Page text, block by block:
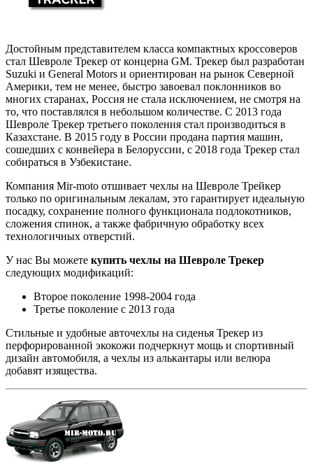
Достойным представителем класса компактных кроссоверов
стал Шевроле Трекер от концерна GM. Трекер был разработан
Suzuki и General Motors и ориентирован на рынок Северной
Америки, тем не менее, быстро завоевал поклонников во
многих старанах, Россия не стала исключением, не смотря на
то, что поставлялся в небольшом количестве. С 2013 года
Шевроле Трекер третьего поколения стал производиться в
Казахстане. В 2015 году в России продана партия машин,
сошедших с конвейера в Белоруссии, с 2018 года Трекер стал
собираться в Узбекистане.
Компания Mir-moto отшивает чехлы на Шевроле Трейкер
только по оригинальным лекалам, это гарантирует идеальную
посадку, сохранение полного функционала подлокотников,
сложения спинок, а также фабричную обработку всех
технологичных отверстий.
У нас Вы можете купить чехлы на Шевроле Трекер
следующих модификаций:
Второе поколение 1998-2004 года
Третье поколение с 2013 года
Стильные и удобные авточехлы на сиденья Трекер из
перфорированной экокожи подчеркнут мощь и спортивный
дизайн автомобиля, а чехлы из алькантары или велюра
добавят изящества.